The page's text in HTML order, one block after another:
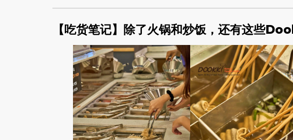
【吃货笔记】除了火锅和炒饭，还有这些